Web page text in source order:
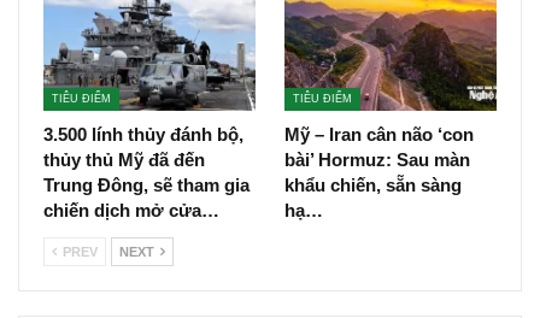
TIÊU ĐIỂM
3.500 lính thủy đánh bộ,
thủy thủ Mỹ đã đến
Trung Đông, sẽ tham gia
chiến dịch mở cửa…
TIÊU ĐIỂM
Mỹ – Iran cân não ‘con
bài’ Hormuz: Sau màn
khẩu chiến, sẵn sàng
hạ…
PREV NEXT